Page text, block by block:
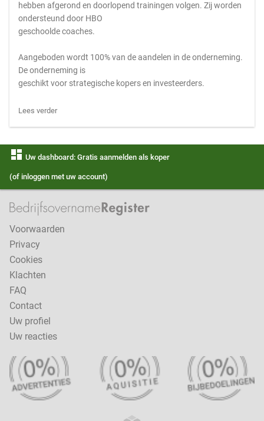
hebben afgerond en doorlopend trainingen volgen. Zij worden
ondersteund door HBO
geschoolde coaches.
Aangeboden wordt 100% van de aandelen in de onderneming.
De onderneming is
geschikt voor strategische kopers en investeerders.
Lees verder
dashboard Uw dashboard: Gratis aanmelden als koper
(of inloggen met uw account)
Voorwaarden
Privacy
Cookies
Klachten
FAQ
Contact
Uw profiel
Uw reacties